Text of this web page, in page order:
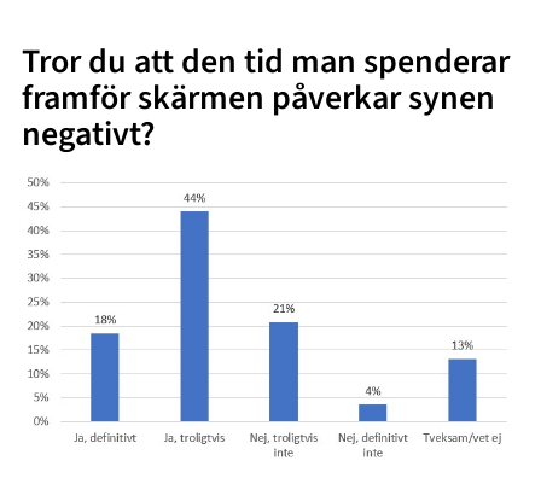
Tror du att den tid man spenderar
framför skärmen påverkar synen
negativt?